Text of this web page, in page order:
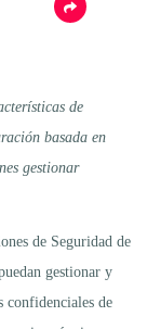
de
basada en
gestionar
de Seguridad de
gestionar y
confidenciales de